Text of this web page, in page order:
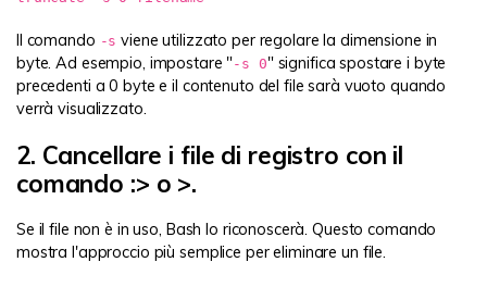
Il comando -s viene utilizzato per regolare la dimensione in
byte. Ad esempio, impostare "-s 0" significa spostare i byte
precedenti a 0 byte e il contenuto del file sarà vuoto quando
verrà visualizzato.
2. Cancellare i file di registro con il
comando :> o >.
Se il file non è in uso, Bash lo riconoscerà. Questo comando
mostra l'approccio più semplice per eliminare un file.